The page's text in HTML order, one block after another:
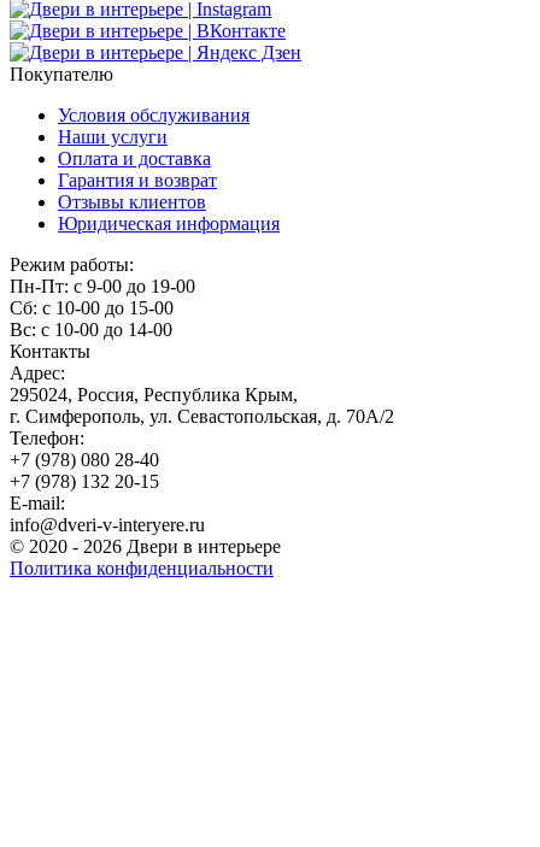
Покупателю
Условия обслуживания
Наши услуги
Оплата и доставка
Гарантия и возврат
Отзывы клиентов
Юридическая информация
Режим работы:
Пн-Пт: с 9-00 до 19-00
Сб: с 10-00 до 15-00
Вс: с 10-00 до 14-00
Контакты
Адрес:
295024, Россия, Республика Крым,
г. Симферополь, ул. Севастопольская, д. 70А/2
Телефон:
+7 (978) 080 28-40
+7 (978) 132 20-15
E-mail:
info@dveri-v-interyere.ru
© 2020 - 2026 Двери в интерьере
Политика конфиденциальности